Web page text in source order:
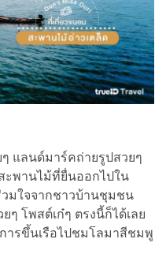
ๆ แลนด์มาร์คถ่ายรูปสวยๆ
ะพานไม้ที่ยื่นออกไปใน
มใจจากชาวบ้านชุมชน
ๆ โพสต์เก๋ๆ ตรงนี้ก็ได้เลย
ารขึ้นเรือไปชมโลมาสีชมพู